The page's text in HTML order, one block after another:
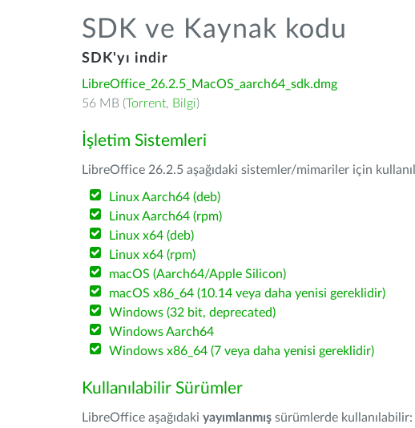
SDK ve Kaynak kodu
SDK'yı indir
LibreOffice_26.2.5_MacOS_aarch64_sdk.dmg
56 MB (Torrent, Bilgi)
İşletim Sistemleri
LibreOffice 26.2.5 aşağıdaki sistemler/mimariler için
Linux Aarch64 (deb)
Linux Aarch64 (rpm)
Linux x64 (deb)
Linux x64 (rpm)
macOS (Aarch64/Apple Silicon)
macOS x86_64 (10.14 veya daha yenisi gereklidir)
Windows (32 bit, deprecated)
Windows Aarch64
Windows x86_64 (7 veya daha yenisi gereklidir)
Kullanılabilir Sürümler
LibreOffice aşağıdaki yayımlanmış sürümlerde kullanılabilir: